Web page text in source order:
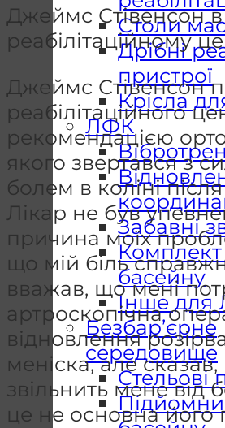
Столи
Дрібні
пристрої
Крісла
ЛФК
Забавні
басейну
Інше
Безбар’єрне
середовище
Стельові
Джеймс Стівенсон в
реабілітаційному
Джеймс Стівенсон
реабілітаційного
рекомендацією
якого звертався з
болем в коліні
Лікар не був
причина моїх
що мій біль
вважав, що мені
артроскопічна
відновлення
меніска, але
звільнить мене від
це не основна його